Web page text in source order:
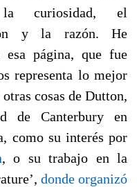
curiosidad, el
y la razón. He
esa página, que fue
representa lo mejor
cosas de Dutton,
de Canterbury en
como su interés por
, o su trabajo en la
donde organizó